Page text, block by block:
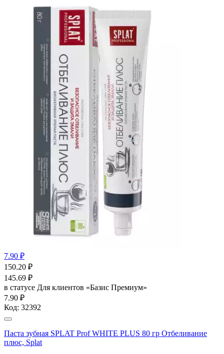
7.90 ₽
150.20 ₽
145.69 ₽
в статусе Для клиентов «Базис Премиум»
7.90 ₽
Код: 32392
Паста зубная SPLAT Prof WHITE PLUS 80 гр Отбеливание
плюс, Splat